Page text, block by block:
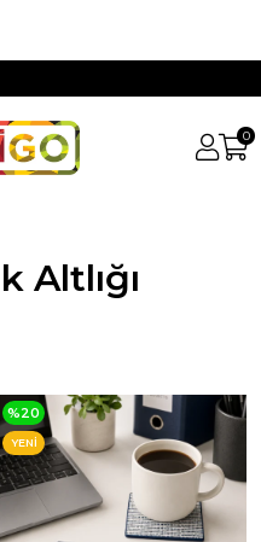
0
Altlığı
%20
YENI
ÜRÜN